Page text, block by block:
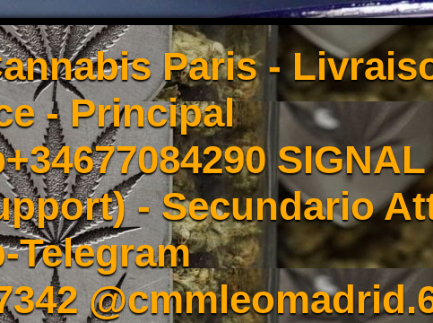
Paris -
- Principal
- Secundario
Telegram